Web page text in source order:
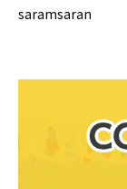
saramsaran